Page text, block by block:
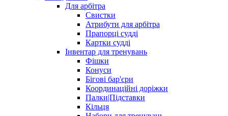
Для арбітра
Свистки
Атрибути для арбітра
Прапорці судді
Картки судді
Інвентар для тренувань
Фішки
Конуси
Бігові бар'єри
Координаційні доріжки
Палки|Підставки
Кільця